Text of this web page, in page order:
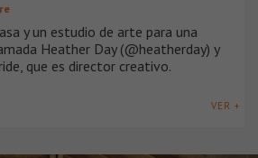
y un estudio de arte para una
Heather Day (@heatherday) y
que es director creativo.
VER +